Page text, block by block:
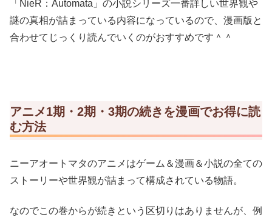
「NieR：Automata」の小説シリーズ一番詳しい世界観や
謎の真相が詰まっている内容になっているので、漫画版と
合わせてじっくり読んでいくのがおすすめです＾＾
アニメ1期・2期・3期の続きを漫画でお得に読
む方法
ニーアオートマタのアニメはゲーム＆漫画＆小説の全ての
ストーリーや世界観が詰まって構成されている物語。
なのでこの巻からが続きという区切りはありませんが、例